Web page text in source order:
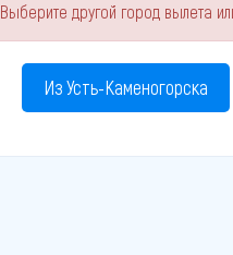
Выберите другой город вылета
Из Усть-Каменогорска